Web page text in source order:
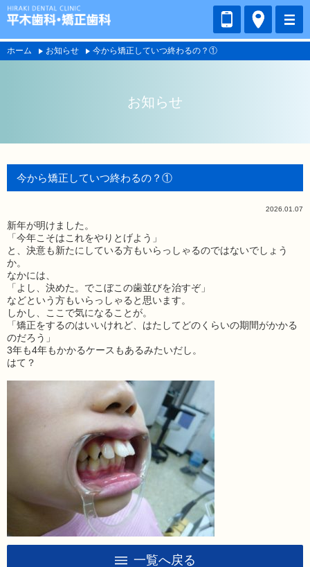
ホーム お知らせ 今から矯正していつ終わるの？①
お知らせ
今から矯正していつ終わるの？①
2026.01.07
新年が明けました。
「今年こそはこれをやりとげよう」
と、決意も新たにしている方もいらっしゃるのではないでしょう
か。
なかには、
「よし、決めた。でこぼこの歯並びを治すぞ」
などという方もいらっしゃると思います。
しかし、ここで気になることが。
「矯正をするのはいいけれど、はたしてどのくらいの期間がかかる
のだろう」
3年も4年もかかるケースもあるみたいだし。
はて？
一覧へ戻る